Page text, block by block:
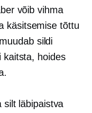
võib vihma
käsitsemise tõttu
sildi
kaitsta, hoides
silt läbipaistva